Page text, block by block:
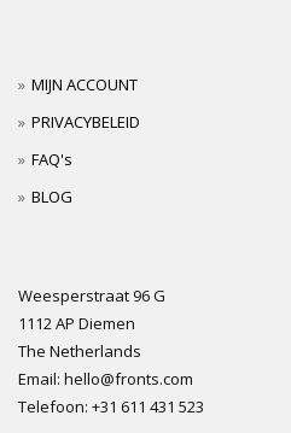
MIJN ACCOUNT
PRIVACYBELEID
FAQ's
BLOG
Weesperstraat 96 G
1112 AP Diemen
The Netherlands
Email: hello@fronts.com
Telefoon: +31 611 431 523